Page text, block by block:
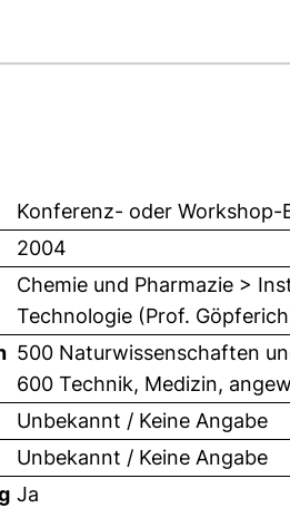
Konferenz- oder
2004
Chemie und Pharmazie >
Technologie (Prof.
500 Naturwissenschaften
600 Technik, Medizin,
Unbekannt / Keine Angabe
Unbekannt / Keine Angabe
Ja